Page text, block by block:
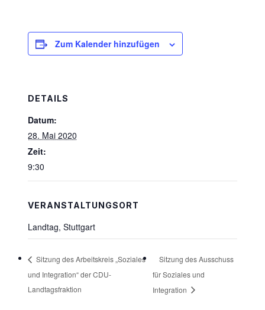
Zum Kalender hinzufügen
DETAILS
Datum:
28. Mai 2020
Zeit:
9:30
VERANSTALTUNGSORT
Landtag, Stuttgart
Sitzung des Arbeitskreis „Soziales
und Integration“ der CDU-
Landtagsfraktion
Sitzung des Ausschuss
für Soziales und
Integration